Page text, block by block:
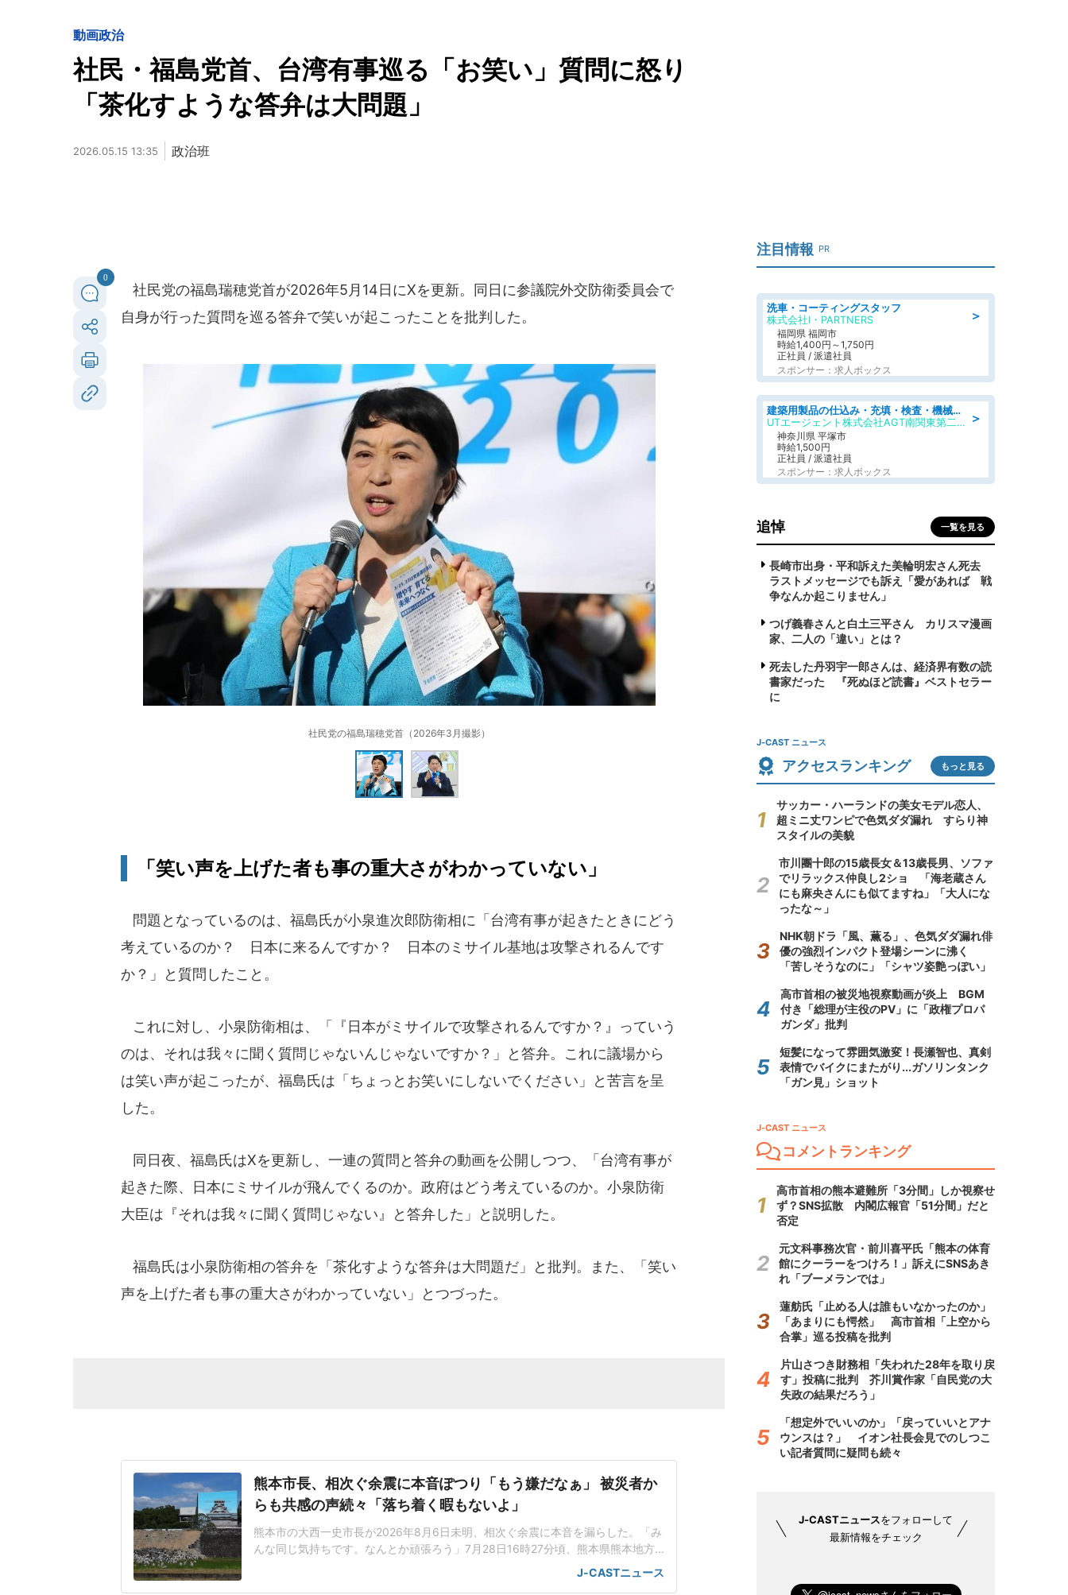
動画政治
社民・福島党首、台湾有事巡る「お笑い」質問に怒り
「茶化すような答弁は大問題」
2026.05.15 13:35 政治班
0
社民党の福島瑞穂党首が2026年5月14日にXを更新。同日に参議院外交防衛委員会で
自身が行った質問を巡る答弁で笑いが起こったことを批判した。
社民党の福島瑞穂党首（2026年3月撮影）
「笑い声を上げた者も事の重大さがわかっていない」
問題となっているのは、福島氏が小泉進次郎防衛相に「台湾有事が起きたときにどう
考えているのか？ 日本に来るんですか？ 日本のミサイル基地は攻撃されるんです
か？」と質問したこと。
これに対し、小泉防衛相は、「『日本がミサイルで攻撃されるんですか？』っていう
のは、それは我々に聞く質問じゃないんじゃないですか？」と答弁。これに議場から
は笑い声が起こったが、福島氏は「ちょっとお笑いにしないでください」と苦言を呈
した。
同日夜、福島氏はXを更新し、一連の質問と答弁の動画を公開しつつ、「台湾有事が
起きた際、日本にミサイルが飛んでくるのか。政府はどう考えているのか。小泉防衛
大臣は『それは我々に聞く質問じゃない』と答弁した」と説明した。
福島氏は小泉防衛相の答弁を「茶化すような答弁は大問題だ」と批判。また、「笑い
声を上げた者も事の重大さがわかっていない」とつづった。
熊本市長、相次ぐ余震に本音ぽつり「もう嫌だなぁ」 被災者か
らも共感の声続々「落ち着く暇もないよ」
熊本市の大西一史市長が2026年8月6日未明、相次ぐ余震に本音を漏らした。「み
んな同じ気持ちです。なんとか頑張ろう」7月28日16時27分頃、熊本県熊本地方
を震源とする地震が発生した。マグニチュード(速報値)は7.1、震源の深さは約10
キロで、宇城市と氷川町で震度7を観測した。熊本県ではその後、震度1~2程度の
J-CASTニュース
注目情報 PR
＞
洗車・コーティングスタッフ
株式会社I・PARTNERS
福岡県 福岡市
時給1,400円～1,750円
正社員 / 派遣社員
スポンサー：求人ボックス
＞
建築用製品の仕込み・充填・検査・機械操作/寮完備/日払い/工場・製造
UTエージェント株式会社AGT南関東第二CU
神奈川県 平塚市
時給1,500円
正社員 / 派遣社員
スポンサー：求人ボックス
追悼 一覧を見る
長崎市出身・平和訴えた美輪明宏さん死去
ラストメッセージでも訴え「愛があれば 戦
争なんか起こりません」
つげ義春さんと白土三平さん カリスマ漫画
家、二人の「違い」とは？
死去した丹羽宇一郎さんは、経済界有数の読
書家だった 『死ぬほど読書』ベストセラー
に
J-CAST ニュース
アクセスランキング もっと見る
サッカー・ハーランドの美女モデル恋人、
超ミニ丈ワンピで色気ダダ漏れ すらり神
スタイルの美貌
市川團十郎の15歳長女＆13歳長男、ソファ
でリラックス仲良し2ショ 「海老蔵さん
にも麻央さんにも似てますね」「大人にな
ったな～」
NHK朝ドラ「風、薫る」、色気ダダ漏れ俳
優の強烈インパクト登場シーンに沸く
「苦しそうなのに」「シャツ姿艶っぽい」
高市首相の被災地視察動画が炎上 BGM
付き「総理が主役のPV」に「政権プロパ
ガンダ」批判
短髪になって雰囲気激変！長瀬智也、真剣
表情でバイクにまたがり...ガソリンタンク
「ガン見」ショット
J-CAST ニュース
コメントランキング
高市首相の熊本避難所「3分間」しか視察せ
ず？SNS拡散 内閣広報官「51分間」だと
否定
元文科事務次官・前川喜平氏「熊本の体育
館にクーラーをつけろ！」訴えにSNSあき
れ「ブーメランでは」
蓮舫氏「止める人は誰もいなかったのか」
「あまりにも愕然」 高市首相「上空から
合掌」巡る投稿を批判
片山さつき財務相「失われた28年を取り戻
す」投稿に批判 芥川賞作家「自民党の大
失政の結果だろう」
「想定外でいいのか」「戻っていいとアナ
ウンスは？」 イオン社長会見でのしつこ
い記者質問に疑問も続々
J-CASTニュースをフォローして
最新情報をチェック